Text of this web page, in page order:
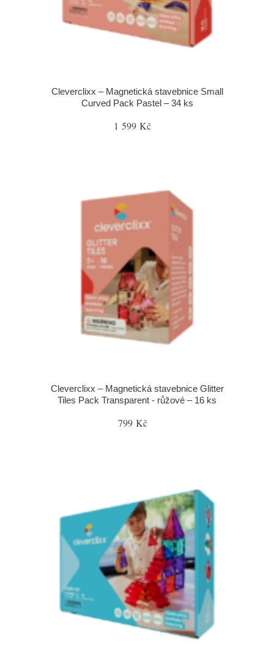
Cleverclixx – Magnetická stavebnice Small
Curved Pack Pastel – 34 ks
1 599 Kč
Cleverclixx – Magnetická stavebnice Glitter
Tiles Pack Transparent - růžové – 16 ks
799 Kč